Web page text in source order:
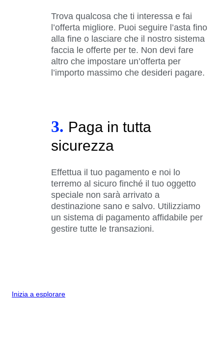
Trova qualcosa che ti interessa e fai
l’offerta migliore. Puoi seguire l’asta fino
alla fine o lasciare che il nostro sistema
faccia le offerte per te. Non devi fare
altro che impostare un’offerta per
l’importo massimo che desideri pagare.
3. Paga in tutta
sicurezza
Effettua il tuo pagamento e noi lo
terremo al sicuro finché il tuo oggetto
speciale non sarà arrivato a
destinazione sano e salvo. Utilizziamo
un sistema di pagamento affidabile per
gestire tutte le transazioni.
Inizia a esplorare